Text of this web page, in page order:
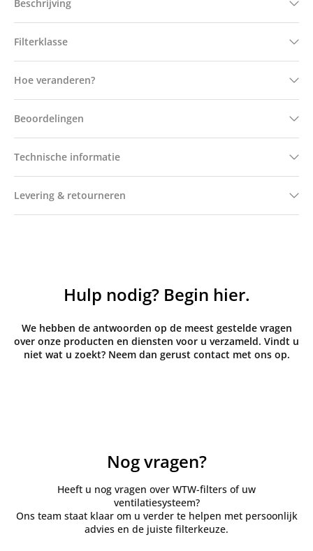
Beschrijving
Filterklasse
Hoe veranderen?
Beoordelingen
Technische informatie
Levering & retourneren
Hulp nodig? Begin hier.
We hebben de antwoorden op de meest gestelde vragen
over onze producten en diensten voor u verzameld. Vindt u
niet wat u zoekt? Neem dan gerust contact met ons op.
Nog vragen?
Heeft u nog vragen over WTW-filters of uw
ventilatiesysteem?
Ons team staat klaar om u verder te helpen met persoonlijk
advies en de juiste filterkeuze.